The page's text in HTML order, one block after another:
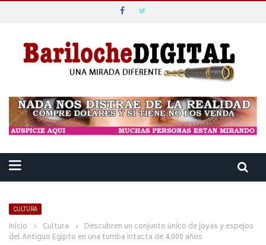
CULTURA
Inicio › Cultura › Descubren un conjunto único de joyas y espejos
del Antiguo Egipto en una tumba intacta de 4.000 años